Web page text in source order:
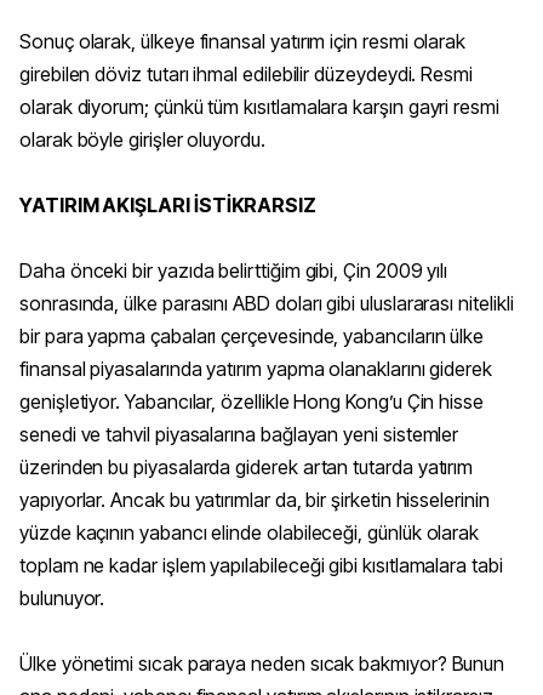
Sonuç olarak, ülkeye finansal yatırım için resmi olarak
girebilen döviz tutarı ihmal edilebilir düzeydeydi. Resmi
olarak diyorum; çünkü tüm kısıtlamalara karşın gayri resmi
olarak böyle girişler oluyordu.
YATIRIM AKIŞLARI İSTİKRARSIZ
Daha önceki bir yazıda belirttiğim gibi, Çin 2009 yılı
sonrasında, ülke parasını ABD doları gibi uluslararası nitelikli
bir para yapma çabaları çerçevesinde, yabancıların ülke
finansal piyasalarında yatırım yapma olanaklarını giderek
genişletiyor. Yabancılar, özellikle Hong Kong’u Çin hisse
senedi ve tahvil piyasalarına bağlayan yeni sistemler
üzerinden bu piyasalarda giderek artan tutarda yatırım
yapıyorlar. Ancak bu yatırımlar da, bir şirketin hisselerinin
yüzde kaçının yabancı elinde olabileceği, günlük olarak
toplam ne kadar işlem yapılabileceği gibi kısıtlamalara tabi
bulunuyor.
Ülke yönetimi sıcak paraya neden sıcak bakmıyor? Bunun